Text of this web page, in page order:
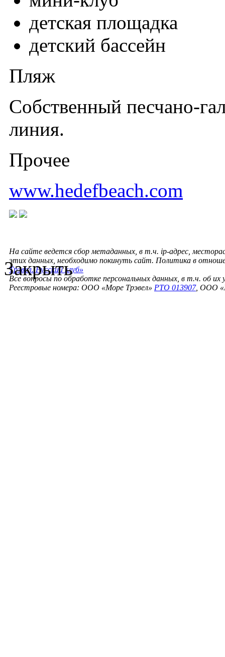
детская площадка
детский бассейн
Пляж
Собственный песчано-
линия.
Прочее
www.hedefbeach.com
На сайте ведется сбор метаданных, в т.ч. ip-адрес,
этих данных, необходимо покинуть сайт. Политика в
Трэвел. Русский клуб»
Все вопросы по обработке персональных данных, в т.ч. об их
Реестровые номера: ООО «Море Трэвел» РТО 013907, ООО
Закрыть